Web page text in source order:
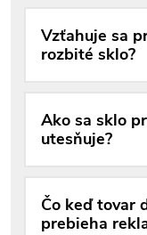
Vzťahuje sa
rozbité sklo?
Ako sa sklo
utesňuje?
Čo keď tovar
prebieha